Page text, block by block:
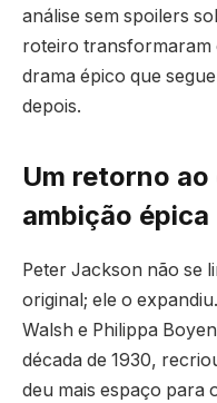
análise sem spoilers
roteiro transformaram
drama épico que
depois.
Um retorno
ambição épica
Peter Jackson não se
original; ele o
Walsh e Philippa
década de 1930,
deu mais espaço para